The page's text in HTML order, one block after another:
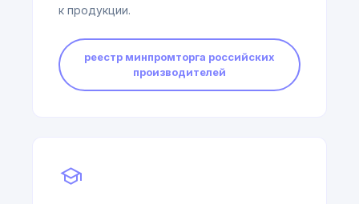
к продукции.
реестр минпромторга российских
производителей
school